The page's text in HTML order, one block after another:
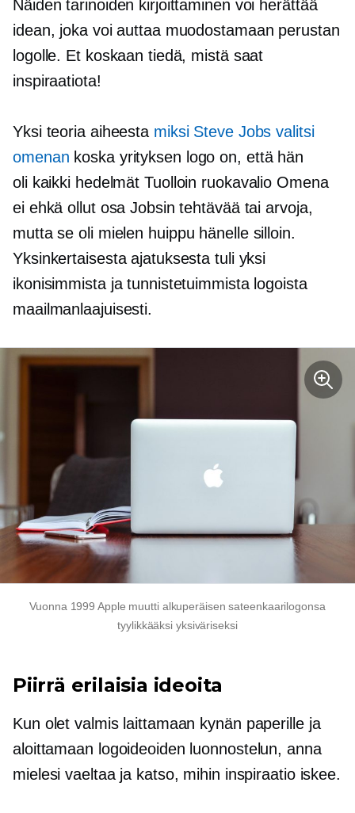
Näiden tarinoiden kirjoittaminen voi herättää
idean, joka voi auttaa muodostamaan perustan
logolle. Et koskaan tiedä, mistä saat
inspiraatiota!
Yksi teoria aiheesta miksi Steve Jobs valitsi
omenan koska yrityksen logo on, että hän
oli kaikki hedelmät Tuolloin ruokavalio Omena
ei ehkä ollut osa Jobsin tehtävää tai arvoja,
mutta se oli mielen huippu hänelle silloin.
Yksinkertaisesta ajatuksesta tuli yksi
ikonisimmista ja tunnistetuimmista logoista
maailmanlaajuisesti.
Vuonna 1999 Apple muutti alkuperäisen sateenkaarilogonsa
tyylikkääksi yksiväriseksi
Piirrä erilaisia ​​ideoita
Kun olet valmis laittamaan kynän paperille ja
aloittamaan logoideoiden luonnostelun, anna
mielesi vaeltaa ja katso, mihin inspiraatio iskee.